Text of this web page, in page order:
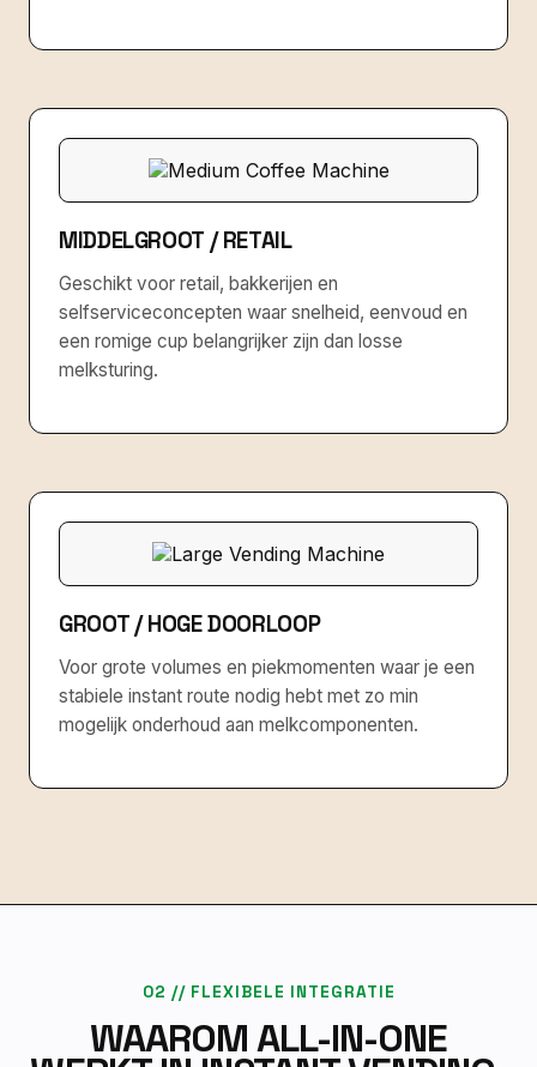
MIDDELGROOT / RETAIL
Geschikt voor retail, bakkerijen en
selfserviceconcepten waar snelheid, eenvoud en
een romige cup belangrijker zijn dan losse
melksturing.
GROOT / HOGE DOORLOOP
Voor grote volumes en piekmomenten waar je een
stabiele instant route nodig hebt met zo min
mogelijk onderhoud aan melkcomponenten.
02 // FLEXIBELE INTEGRATIE
WAAROM ALL-IN-ONE